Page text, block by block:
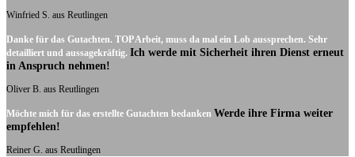
Winfried S. aus Reutlingen
Danke für das Gutachten. TOP Arbeit, muss da mal ein Lob aussprechen. Sehr
detailliert und aussagekräftig. Ich werde mit Sicherheit ihren Dienst erneut
in Anspruch nehmen!
Oliver B. aus Reutlingen
Möchte mich für das erstellte Gutachten bedanken Werde ihre Firma weiter
empfehlen!
Reiner G. aus Reutlingen